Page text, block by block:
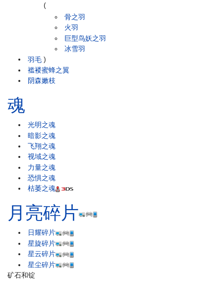
羽毛
(
骨之羽
火羽
巨型鸟妖之羽
冰雪羽
)
褴褛蜜蜂之翼
阴森嫩枝
魂
光明之魂
暗影之魂
飞翔之魂
视域之魂
力量之魂
恐惧之魂
枯萎之魂
月亮碎片
日耀碎片
星旋碎片
星云碎片
星尘碎片
矿石和锭